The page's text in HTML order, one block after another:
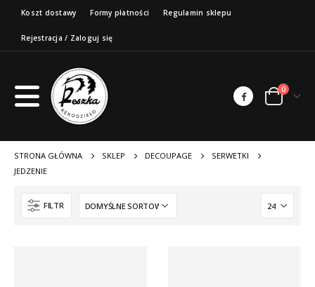
Koszt dostawy Formy płatności Regulamin sklepu
Rejestracja / Zaloguj się
0
STRONA GŁÓWNA SKLEP DECOUPAGE
SERWETKI
JEDZENIE
FILTR